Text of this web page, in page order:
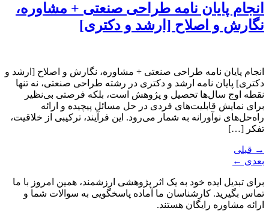
انجام پایان نامه طراحی صنعتی + مشاوره،
نگارش و اصلاح [ارشد و دکتری]
انجام پایان نامه طراحی صنعتی + مشاوره، نگارش و اصلاح [ارشد و
دکتری] پایان نامه ارشد و دکتری در رشته طراحی صنعتی، نه تنها
نقطه اوج سال‌ها تحصیل و پژوهش است، بلکه فرصتی بی‌نظیر
برای نمایش قابلیت‌های فردی در حل مسائل پیچیده و ارائه
راه‌حل‌های نوآورانه به شمار می‌رود. این فرآیند، ترکیبی از خلاقیت،
تفکر […]
→ قبلی
بعدی ←
برای تبدیل ایده خود به یک اثر پژوهشی ارزشمند، همین امروز با ما
تماس بگیرید. کارشناسان ما آماده پاسخگویی به سوالات شما و
ارائه مشاوره رایگان هستند.